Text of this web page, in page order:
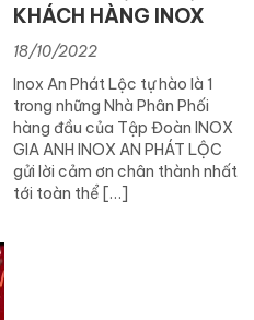
KHÁCH HÀNG INOX
GIA ANH 22/10/2022
18/10/2022
Inox An Phát Lộc tự hào là 1
trong những Nhà Phân Phối
hàng đầu của Tập Đoàn INOX
GIA ANH INOX AN PHÁT LỘC
gửi lời cảm ơn chân thành nhất
tới toàn thể […]